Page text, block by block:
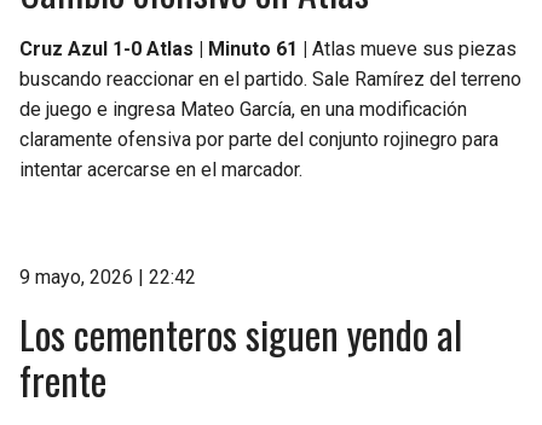
Cruz Azul 1-0 Atlas | Minuto 61 | Atlas mueve sus piezas
buscando reaccionar en el partido. Sale Ramírez del terreno
de juego e ingresa Mateo García, en una modificación
claramente ofensiva por parte del conjunto rojinegro para
intentar acercarse en el marcador.
9 mayo, 2026 | 22:42
Los cementeros siguen yendo al
frente